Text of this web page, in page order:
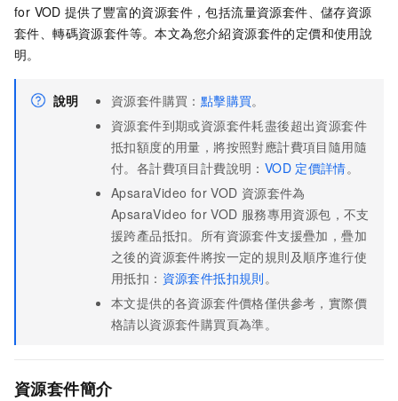
for VOD 提供了豐富的資源套件，包括流量資源套件、儲存資源
套件、轉碼資源套件等。本文為您介紹資源套件的定價和使用說
明。
說明 資源套件購買： 點擊購買。
資源套件到期或資源套件耗盡後超出資源套件
抵扣額度的用量，將按照對應計費項目隨用隨
付。各計費項目計費說明： VOD 定價詳情。
ApsaraVideo for VOD 資源套件為
ApsaraVideo for VOD 服務專用資源包，不支
援跨產品抵扣。所有資源套件支援疊加，疊加
之後的資源套件將按一定的規則及順序進行使
用抵扣： 資源套件抵扣規則。
本文提供的各資源套件價格僅供參考，實際價
格請以資源套件購買頁為準。
資源套件簡介